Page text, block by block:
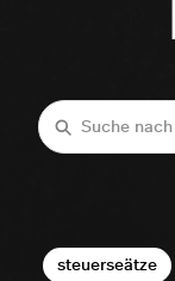
Suche
steuerseätze